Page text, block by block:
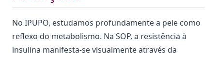
No IPUPO, estudamos profundamente a pele como
reflexo do metabolismo. Na SOP, a resistência à
insulina manifesta-se visualmente através da